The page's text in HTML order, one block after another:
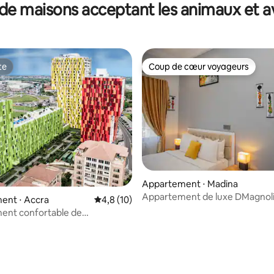
maisons acceptant les animaux et
la base de 37 commentaires : 4,89 sur 5
⋅ Accra Évaluation moyenne sur la base de 10
4,8 (10)
confortable de
Coup de cœur voyageurs
Coup de cœur voyageurs
Appartement ⋅ Madina
Appartement de luxe